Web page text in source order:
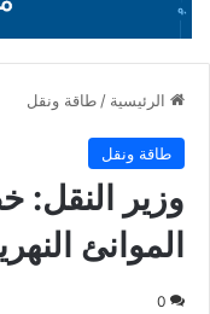
الرئيسية / طاقة ونقل
طاقة ونقل
وزير النقل:
الموانئ
0